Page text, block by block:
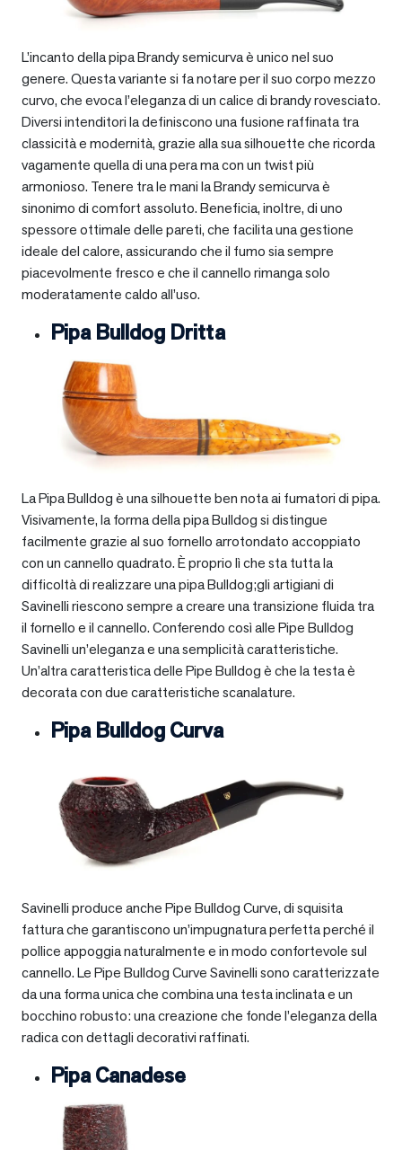
L’incanto della pipa Brandy semicurva è unico nel suo
genere. Questa variante si fa notare per il suo corpo mezzo
curvo, che evoca l’eleganza di un calice di brandy rovesciato.
Diversi intenditori la definiscono una fusione raffinata tra
classicità e modernità, grazie alla sua silhouette che ricorda
vagamente quella di una pera ma con un twist più
armonioso. Tenere tra le mani la Brandy semicurva è
sinonimo di comfort assoluto. Beneficia, inoltre, di uno
spessore ottimale delle pareti, che facilita una gestione
ideale del calore, assicurando che il fumo sia sempre
piacevolmente fresco e che il cannello rimanga solo
moderatamente caldo all’uso.
Pipa Bulldog Dritta
La Pipa Bulldog è una silhouette ben nota ai fumatori di pipa.
Visivamente, la forma della pipa Bulldog si distingue
facilmente grazie al suo fornello arrotondato accoppiato
con un cannello quadrato. È proprio lì che sta tutta la
difficoltà di realizzare una pipa Bulldog;gli artigiani di
Savinelli riescono sempre a creare una transizione fluida tra
il fornello e il cannello. Conferendo così alle Pipe Bulldog
Savinelli un’eleganza e una semplicità caratteristiche.
Un’altra caratteristica delle Pipe Bulldog è che la testa è
decorata con due caratteristiche scanalature.
Pipa Bulldog Curva
Savinelli produce anche Pipe Bulldog Curve, di squisita
fattura che garantiscono un’impugnatura perfetta perché il
pollice appoggia naturalmente e in modo confortevole sul
cannello. Le Pipe Bulldog Curve Savinelli sono caratterizzate
da una forma unica che combina una testa inclinata e un
bocchino robusto: una creazione che fonde l’eleganza della
radica con dettagli decorativi raffinati.
Pipa Canadese